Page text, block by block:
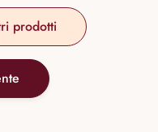
prodotti